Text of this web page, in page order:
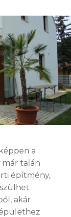
a
már talán
építmény,
akár